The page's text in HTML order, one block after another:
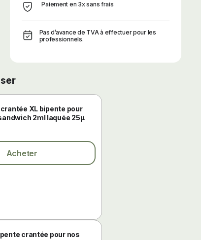
Paiement en 3x sans frais
Pas d’avance de TVA à effectuer pour les
professionnels.
XL bipente pour
2ml laquée 25µ
Acheter
crantée pour nos